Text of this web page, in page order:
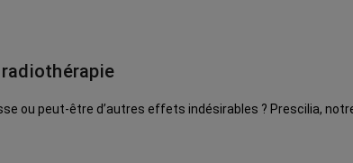
ou peut-être d’autres effets indésirables ? Prescilia,